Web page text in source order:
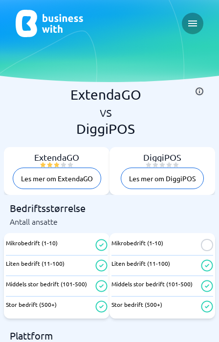
Open
ExtendaGO
vs
DiggiPOS
ExtendaGO
Les mer om ExtendaGO
DiggiPOS
Les mer om DiggiPOS
Bedriftsstørrelse
Antall ansatte
Mikrobedrift (1-10)
Liten bedrift (11-100)
Middels stor bedrift (101-500)
Stor bedrift (500+)
Mikrobedrift (1-10)
Liten bedrift (11-100)
Middels stor bedrift (101-500)
Stor bedrift (500+)
Plattform